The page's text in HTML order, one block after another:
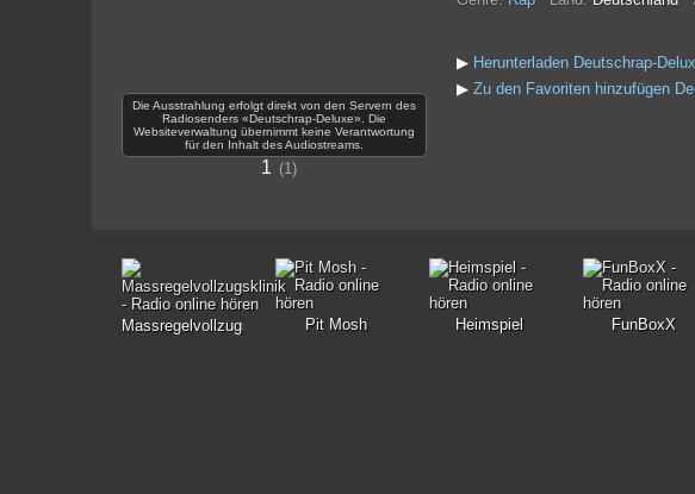
Die Ausstrahlung erfolgt direkt von den Servern des
Radiosenders «Deutschrap-Deluxe». Die
Websiteverwaltung übernimmt keine Verantwortung
für den Inhalt des Audiostreams.
1 1
▶ Herunterladen Deutschrap-
▶ Zu den Favoriten hinzufügen
Massregelvollzugsklinik Pit Mosh Heimspiel FunBoxX